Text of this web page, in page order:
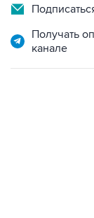
Получать
канале